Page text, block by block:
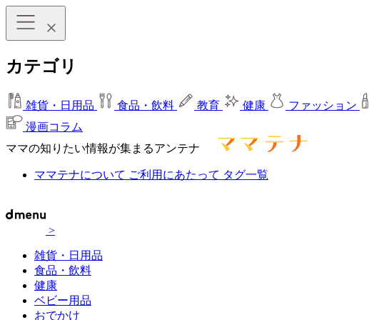
カテゴリ
雑貨・日用品 食品・飲料 教育 健康 ファッション
漫画コラム
ママの知りたい情報が集まるアンテナ
ママテナについて ご利用にあたって タグ一覧
>
雑貨・日用品
食品・飲料
健康
ベビー用品
おでかけ